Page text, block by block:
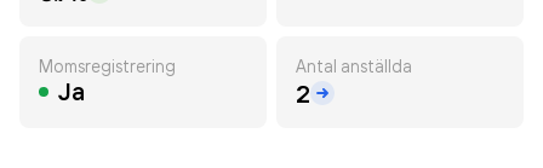
Momsregistrering
Ja
Antal anställda
2